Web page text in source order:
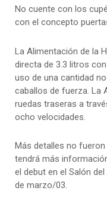
No cuente con los
con el concepto
La Alimentación de la
directa de 3.3 litros
uso de una cantidad
caballos de fuerza. La
ruedas traseras a
ocho velocidades.
Más detalles no fueron
tendrá más
el debut en el Salón
de marzo/03.